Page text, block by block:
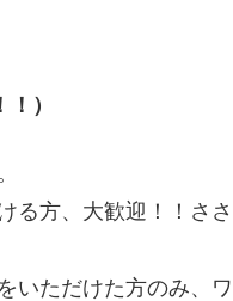
）
る方、大歓迎！！ささ
をいただけた方のみ、ワ